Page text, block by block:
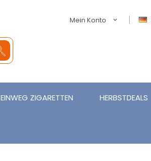
Mein Konto
EINWEG ZIGARETTEN HERBSTDEALS